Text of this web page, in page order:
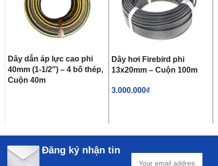
Dây dẫn áp lực cao phi
40mm (1-1/2″) – 4 bố thép,
Cuộn 40m
Dây hơi Firebird phi
13x20mm – Cuộn 100m
3.000.000₫
Đăng ký nhận tin